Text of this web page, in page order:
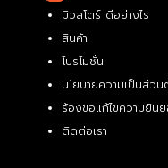
มิวสโตร์ ดีอย่างไร
สินค้า
โปรโมชั่น
นโยบายความเป็นส่วน
ร้องขอแก้ไขความยิน
ติดต่อเรา